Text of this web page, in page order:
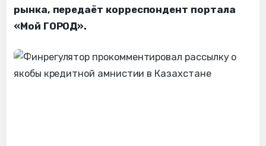
рынка, передаёт корреспондент портала
«Мой ГОРОД».